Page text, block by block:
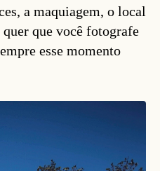
a maquiagem, o local
que você fotografe
esse momento